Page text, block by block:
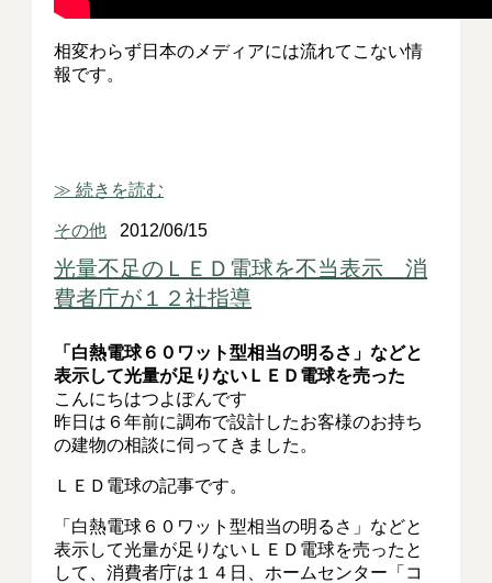
相変わらず日本のメディアには流れてこない情
報です。
≫ 続きを読む
その他 2012/06/15
光量不足のＬＥＤ電球を不当表示 消
費者庁が１２社指導
「白熱電球６０ワット型相当の明るさ」などと
表示して光量が足りないＬＥＤ電球を売った
こんにちはつよぽんです
昨日は６年前に調布で設計したお客様のお持ち
の建物の相談に伺ってきました。
ＬＥＤ電球の記事です。
「白熱電球６０ワット型相当の明るさ」などと
表示して光量が足りないＬＥＤ電球を売ったと
して、消費者庁は１４日、ホームセンター「コ